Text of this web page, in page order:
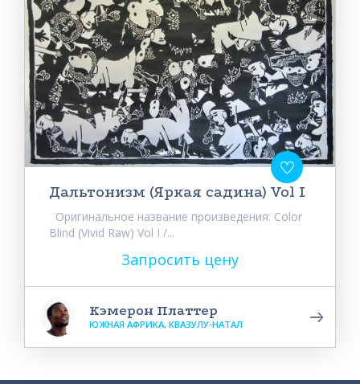
Дальтонизм (Яркая садина) Vol I
Оригинальное название произведения: Color
Blind (Vivid Raw) Vol I /...
Запросить цену
Кэмерон Платтер
ЮЖНАЯ АФРИКА, КВАЗУЛУ-НАТАЛ